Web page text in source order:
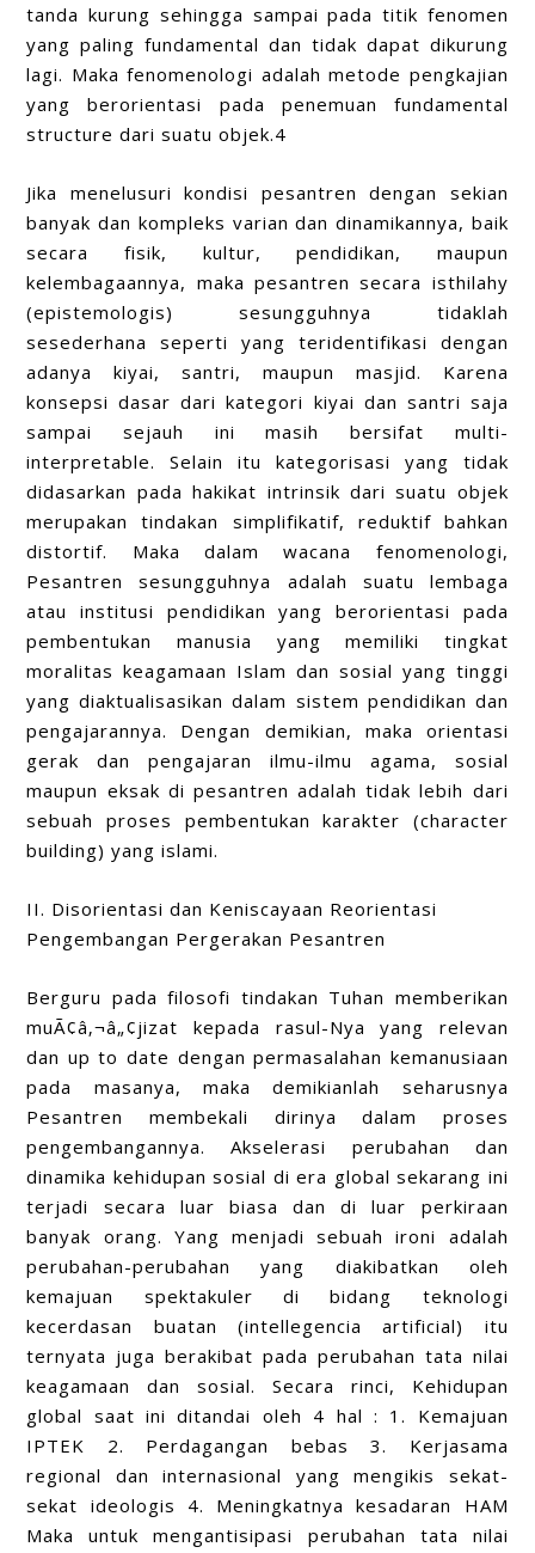
tanda kurung sehingga sampai pada titik fenomen
yang paling fundamental dan tidak dapat dikurung
lagi. Maka fenomenologi adalah metode pengkajian
yang berorientasi pada penemuan fundamental
structure dari suatu objek.4
Jika menelusuri kondisi pesantren dengan sekian
banyak dan kompleks varian dan dinamikannya, baik
secara fisik, kultur, pendidikan, maupun
kelembagaannya, maka pesantren secara isthilahy
(epistemologis) sesungguhnya tidaklah
sesederhana seperti yang teridentifikasi dengan
adanya kiyai, santri, maupun masjid. Karena
konsepsi dasar dari kategori kiyai dan santri saja
sampai sejauh ini masih bersifat multi-
interpretable. Selain itu kategorisasi yang tidak
didasarkan pada hakikat intrinsik dari suatu objek
merupakan tindakan simplifikatif, reduktif bahkan
distortif. Maka dalam wacana fenomenologi,
Pesantren sesungguhnya adalah suatu lembaga
atau institusi pendidikan yang berorientasi pada
pembentukan manusia yang memiliki tingkat
moralitas keagamaan Islam dan sosial yang tinggi
yang diaktualisasikan dalam sistem pendidikan dan
pengajarannya. Dengan demikian, maka orientasi
gerak dan pengajaran ilmu-ilmu agama, sosial
maupun eksak di pesantren adalah tidak lebih dari
sebuah proses pembentukan karakter (character
building) yang islami.
II. Disorientasi dan Keniscayaan Reorientasi
Pengembangan Pergerakan Pesantren
Berguru pada filosofi tindakan Tuhan memberikan
muÃ¢â‚¬â„¢jizat kepada rasul-Nya yang relevan
dan up to date dengan permasalahan kemanusiaan
pada masanya, maka demikianlah seharusnya
Pesantren membekali dirinya dalam proses
pengembangannya. Akselerasi perubahan dan
dinamika kehidupan sosial di era global sekarang ini
terjadi secara luar biasa dan di luar perkiraan
banyak orang. Yang menjadi sebuah ironi adalah
perubahan-perubahan yang diakibatkan oleh
kemajuan spektakuler di bidang teknologi
kecerdasan buatan (intellegencia artificial) itu
ternyata juga berakibat pada perubahan tata nilai
keagamaan dan sosial. Secara rinci, Kehidupan
global saat ini ditandai oleh 4 hal : 1. Kemajuan
IPTEK 2. Perdagangan bebas 3. Kerjasama
regional dan internasional yang mengikis sekat-
sekat ideologis 4. Meningkatnya kesadaran HAM
Maka untuk mengantisipasi perubahan tata nilai